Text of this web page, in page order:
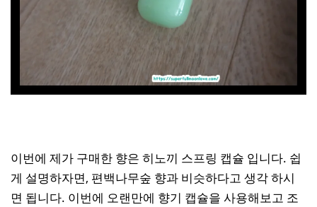
이번에 제가 구매한 향은 히노끼 스프링 캡슐 입니다. 쉽
게 설명하자면, 편백나무숲 향과 비슷하다고 생각 하시
면 됩니다. 이번에 오랜만에 향기 캡슐을 사용해보고 조